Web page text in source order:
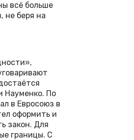
всё больше
не беря на
Науменко. По
в Евросоюз в
оформить и
закон. Для
границы. С